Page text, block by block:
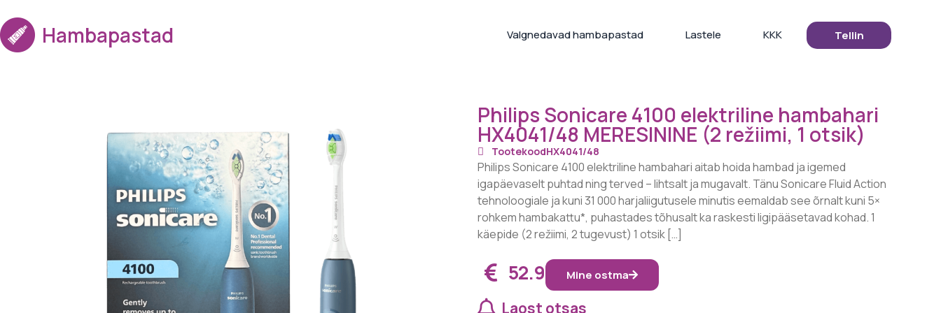
Hambapastad Valgnedavad hambapastad Lastele KKK Tellin
Philips Sonicare 4100 elektriline hambahari
HX4041/48 MERESININE (2 režiimi, 1 otsik)
TootekoodHX4041/48
Philips Sonicare 4100 elektriline hambahari aitab hoida hambad ja igemed
igapäevaselt puhtad ning terved – lihtsalt ja mugavalt. Tänu Sonicare Fluid Action
tehnoloogiale ja kuni 31 000 harjaliigutusele minutis eemaldab see õrnalt kuni 5×
rohkem hambakattu*, puhastades tõhusalt ka raskesti ligipääsetavad kohad. 1
käepide (2 režiimi, 2 tugevust) 1 otsik […]
52.9 Mine ostma
Laost otsas